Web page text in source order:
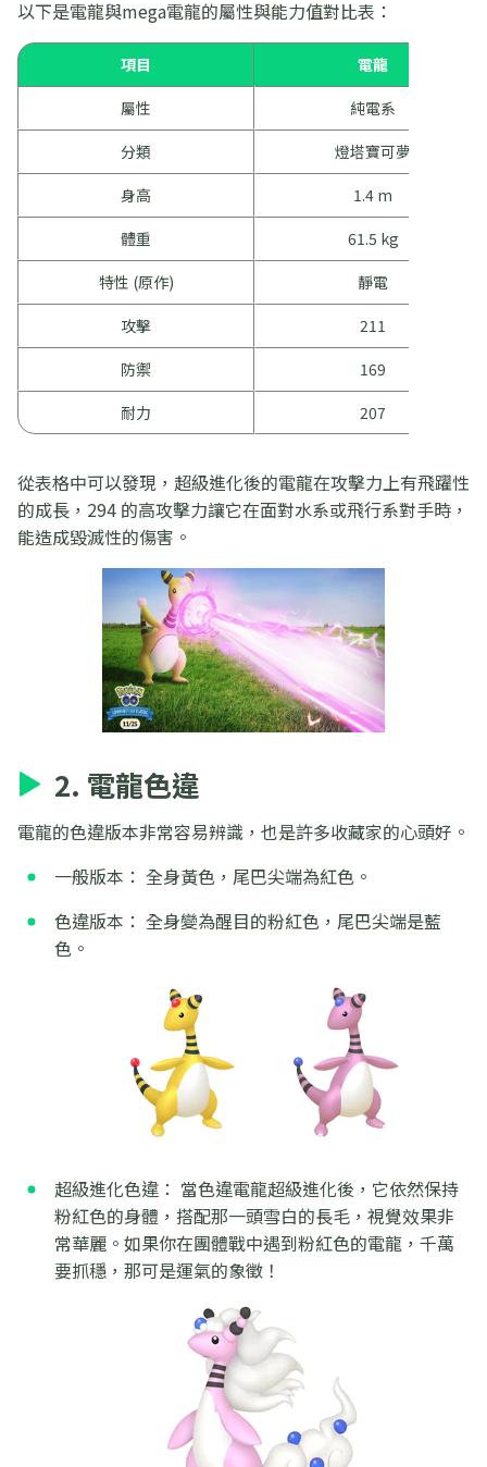
以下是電龍與mega電龍的屬性與能力值對比表：
項目
電龍
屬性
純電系
分類
燈塔寶可夢
身高
1.4 m
體重
61.5 kg
特性 (原作)
靜電
攻擊
211
防禦
169
耐力
207
從表格中可以發現，超級進化後的電龍在攻擊力上有飛躍性
的成長，294 的高攻擊力讓它在面對水系或飛行系對手時，
能造成毀滅性的傷害。
2. 電龍色違
電龍的色違版本非常容易辨識，也是許多收藏家的心頭好。
一般版本： 全身黃色，尾巴尖端為紅色。
色違版本： 全身變為醒目的粉紅色，尾巴尖端是藍
色。
超級進化色違： 當色違電龍超級進化後，它依然保持
粉紅色的身體，搭配那一頭雪白的長毛，視覺效果非
常華麗。如果你在團體戰中遇到粉紅色的電龍，千萬
要抓穩，那可是運氣的象徵！